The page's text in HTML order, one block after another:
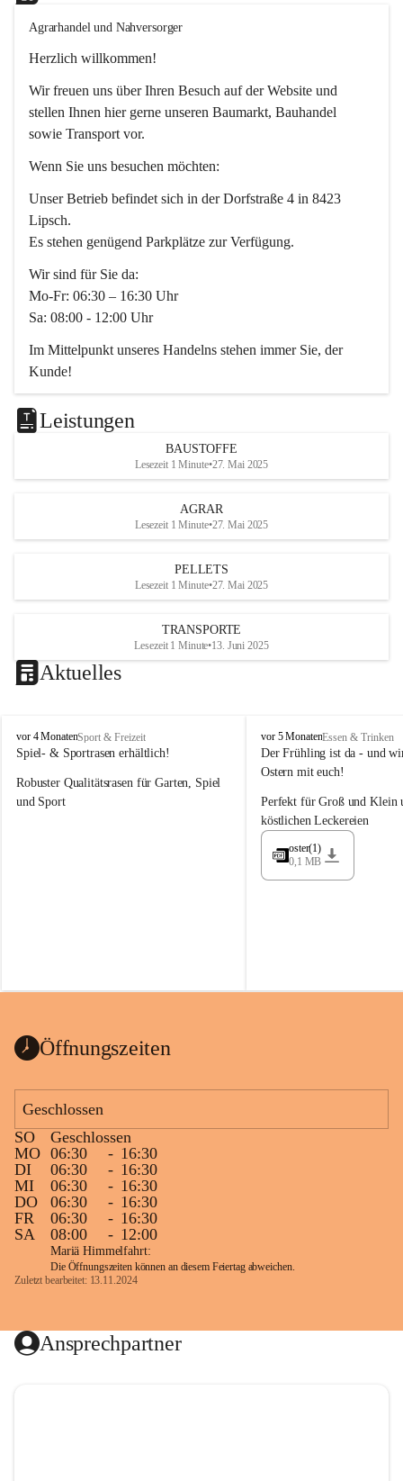
Agrarhandel und Nahversorger
Herzlich willkommen!
Wir freuen uns über Ihren Besuch auf der Website und
stellen Ihnen hier gerne unseren Baumarkt, Bauhandel
sowie Transport vor.
Wenn Sie uns besuchen möchten:
Unser Betrieb befindet sich in der Dorfstraße 4 in 8423
Lipsch.
Es stehen genügend Parkplätze zur Verfügung.
Wir sind für Sie da:
Mo-Fr: 06:30 – 16:30 Uhr
Sa: 08:00 - 12:00 Uhr
Im Mittelpunkt unseres Handelns stehen immer Sie, der
Kunde!
Das Team ist freundlich, motiviert und bestens geschult in
den Bereichen
Beratung, Lager sowie Transport. Für alle Ihre Anliegen
finden wir eine individuelle Lösung.
office@mayer-lipsch.at
Leistungen
BAUSTOFFE
Lesezeit 1 Minute•27. Mai 2025
AGRAR
Lesezeit 1 Minute•27. Mai 2025
PELLETS
Lesezeit 1 Minute•27. Mai 2025
TRANSPORTE
Lesezeit 1 Minute•13. Juni 2025
Aktuelles
M
a
e
r
vor 4 MonatenSport & Freizeit
Spiel- & Sportrasen erhältlich!
Robuster Qualitätsrasen für Garten, Spiel
und Sport
M
a
y
r
G
ü
e
vor 5 MonatenEssen & Trinken
Der Frühling ist da - und
Ostern mit euch!
Perfekt für Groß und Klein
köstlichen Leckereien
oster(1)
0,1 MB
Öffnungszeiten
Geschlossen
SO
Geschlossen
MO 06:30 - 16:30
DI
06:30 - 16:30
MI
06:30 - 16:30
DO
06:30 - 16:30
FR
06:30 - 16:30
SA
08:00 - 12:00
Mariä Himmelfahrt:
Die Öffnungszeiten können an diesem Feiertag abweichen.
Zuletzt bearbeitet: 13.11.2024
Ansprechpartner